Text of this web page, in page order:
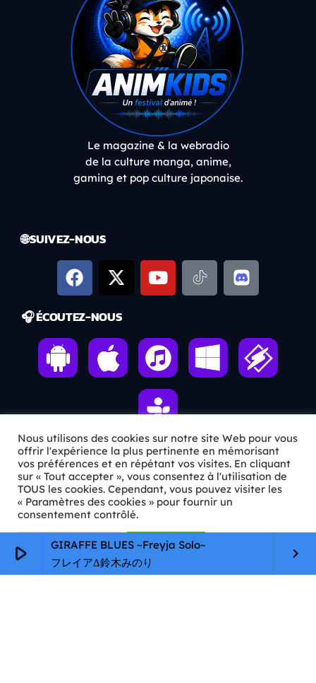
play_arrow
GIRAFFE BLUES ~Freyja Solo~
フレイアΔ鈴木みのり
keyboard_arrow_right
Le magazine & la webradio
de la culture manga, anime,
gaming et pop culture japonaise.
🌐 SUIVEZ-NOUS
🎧 ÉCOUTEZ-NOUS
ℹ️ INFOS PRATIQUES
✉️Contact
🦊Qui sommes-nous ?
📄
Mentions légales
Nous utilisons des cookies sur notre site Web pour vous
offrir l'expérience la plus pertinente en mémorisant
vos préférences et en répétant vos visites. En cliquant
sur « Tout accepter », vous consentez à l'utilisation de
TOUS les cookies. Cependant, vous pouvez visiter les
« Paramètres des cookies » pour fournir un
consentement contrôlé.
Paramètres Cookie Tout accepter